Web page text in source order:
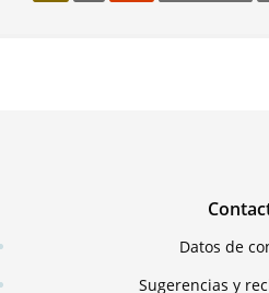
Datos de
Sugerencias y